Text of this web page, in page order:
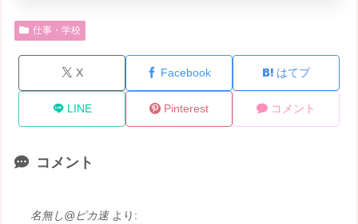
仕事・学校
X Facebook はてブ
LINE Pinterest コメント
コメント
名無し@ピカ速 より: